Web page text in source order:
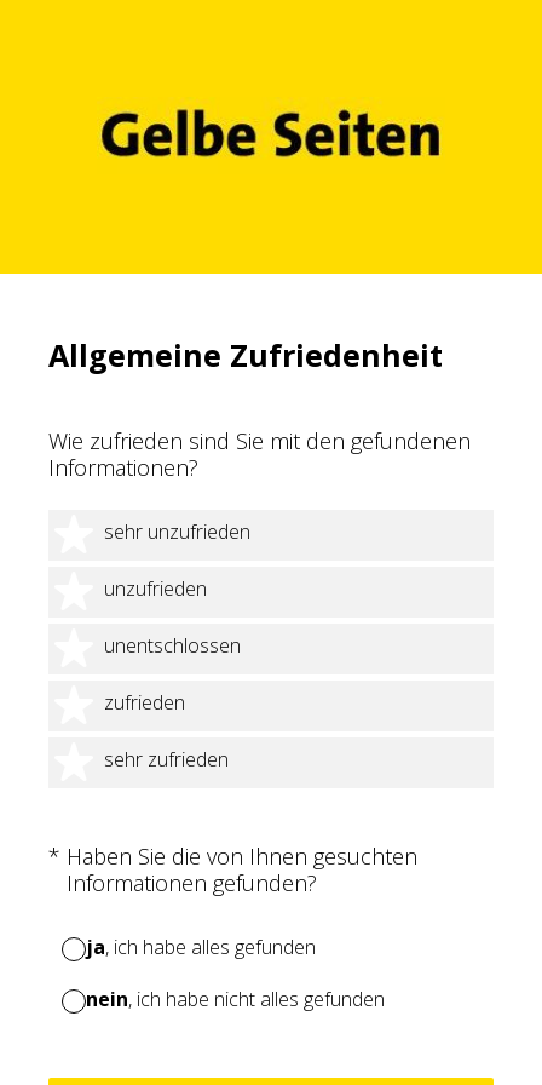
Allgemeine Zufriedenheit
Wie zufrieden sind Sie mit den gefundenen
Informationen?
sehr unzufrieden
1 Stern
unzufrieden
2 Sterne
unentschlossen
3 Sterne
zufrieden
4 Sterne
sehr zufrieden
5 Sterne
* Haben Sie die von Ihnen gesuchten
Informationen gefunden?
(Erforderlich.)
ja, ich habe alles gefunden
nein, ich habe nicht alles gefunden